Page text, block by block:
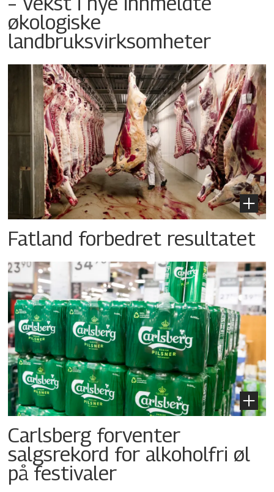
økologiske
landbruksvirksomheter
Fatland forbedret resultatet
Carlsberg forventer
salgsrekord for alkoholfri øl
på festivaler